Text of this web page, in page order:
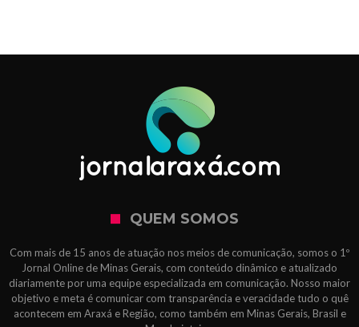
QUEM SOMOS
Com mais de 15 anos de atuação nos meios de comunicação, somos o 1º
Jornal Online de Minas Gerais, com conteúdo dinâmico e atualizado
diariamente por uma equipe especializada em comunicação. Nosso maior
objetivo e meta é comunicar com transparência e veracidade tudo o quê
acontecem em Araxá e Região, como também em Minas Gerais, Brasil e